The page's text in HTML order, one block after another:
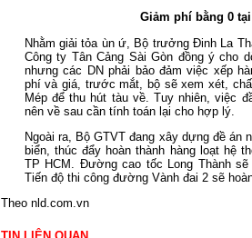
Giảm phí bằng 0
Nhằm giải tỏa ùn ứ, Bộ trưởng Đinh La
Công ty Tân Cảng Sài Gòn đồng ý cho
nhưng các DN phải bảo đảm việc xếp
phí và giá, trước mắt, bộ sẽ xem xét,
Mép để thu hút tàu về. Tuy nhiên, việc
nên về sau cần tính toán lại cho hợp lý.
Ngoài ra, Bộ GTVT đang xây dựng đề án
biển, thúc đẩy hoàn thành hàng loạt hệ
TP HCM. Đường cao tốc Long Thành
Tiến độ thi công đường Vành đai 2 sẽ
Theo nld.com.vn